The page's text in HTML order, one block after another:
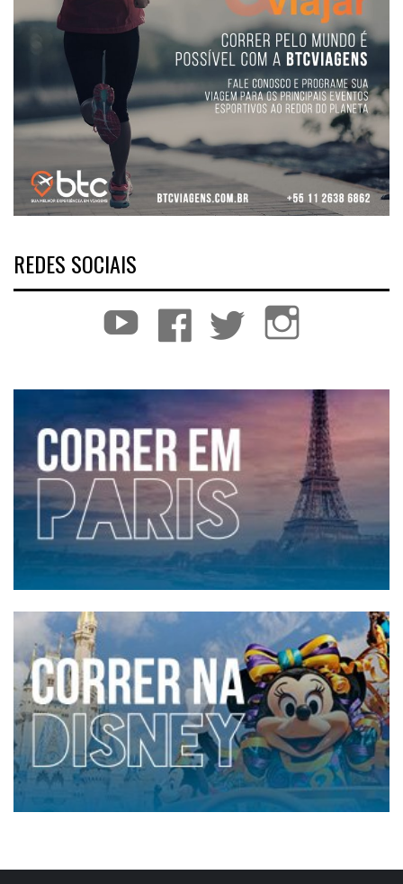
REDES SOCIAIS
YouTube Facebook Twitter